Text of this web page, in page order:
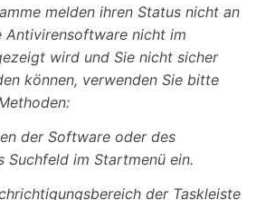
melden ihren Status nicht an
Antivirensoftware nicht im
wird und Sie nicht sicher
können, verwenden Sie bitte
der Software oder des
Suchfeld im Startmenü ein.
der Taskleiste